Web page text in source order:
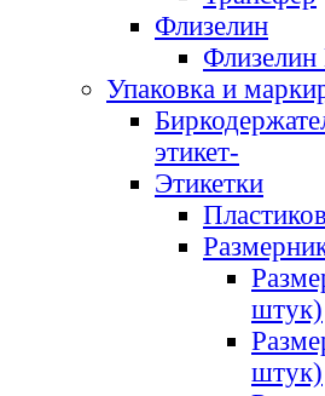
Флизелин
Упаковка и
этикет-
Этикетки
штук)
штук)